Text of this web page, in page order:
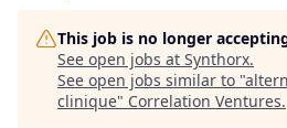
This job is no longer
See open jobs at Synthorx.
See open jobs similar to "
clinique" Correlation Ventures.